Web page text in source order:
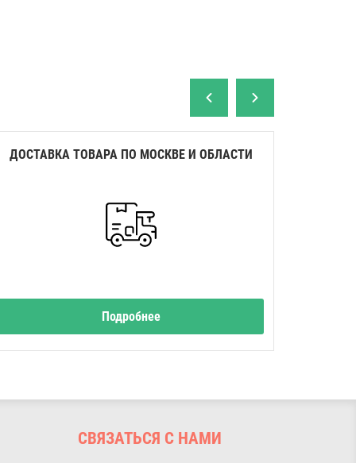
ДОСТАВКА ТОВАРА ПО МОСКВЕ И ОБЛАСТИ
Подробнее
СВЯЗАТЬСЯ С НАМИ